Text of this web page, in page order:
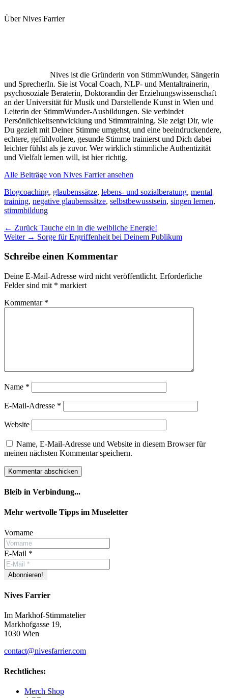
Über Nives Farrier
Nives ist die Gründerin von StimmWunder, Sängerin
und SprecherIn. Sie ist Vocal Coach, NLP- und Mentaltrainerin,
psychosoziale Beraterin, Doktorandin der Erziehungswissenschaft
an der Universität für Musik und Darstellende Kunst in Wien und
Leiterin der StimmWunder-Ausbildungen. Sie verbindet
Persönlichkeitsentwicklung und Stimmtraining. Sie zeigt Dir, wie
Du gezielt mit Deiner Stimme umgehst, und eine beeindruckendere,
echtere, gefühlvollere, gesunde Stimme trainierst und Dich dabei
leichter fühlst als je zuvor. Wer wirklich stimmliche Authentizität
und Vielfalt lernen will, ist hier richtig.
Alle Beiträge von Nives Farrier ansehen
Kategorien
BlogSchlagworte
coaching, glaubenssätze, lebens- und sozialberatung, mental
training, negative glaubenssätze, selbstbewusstsein, singen lernen,
stimmbildung
Beitragsnavigation
← Zurück Vorheriger
Beitrag:
Tauche ein in die weibliche Energie!
Weiter → Nächster
Sorge für Ergriffenheit bei Deinem Publikum
Schreibe einen Kommentar
Deine E-Mail-Adresse wird nicht veröffentlicht. Erforderliche
Felder sind mit * markiert
Kommentar *
Name *
E-Mail-Adresse *
Website
Name, E-Mail-Adresse und Website in diesem Browser für
meinen nächsten Kommentar speichern.
Bleib in Verbindung...
Facebook
YouTube
Instagram
Mehr wertvolle Tipps im Museletter
Vorname
E-Mail *
Nives Farrier
Im Markhof-Stimmatelier
Markhofgasse 19,
1030 Wien
contact@nivesfarrier.com
Rechtliches:
Merch Shop